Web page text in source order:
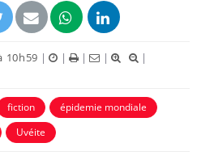
10h59 | | | |
|
fiction
épidemie mondiale
Uvéite